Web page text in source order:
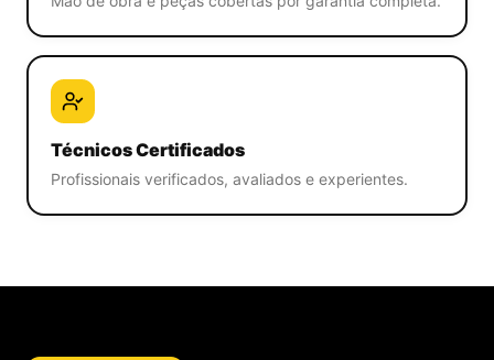
Técnicos Certificados
Profissionais verificados, avaliados e experientes.